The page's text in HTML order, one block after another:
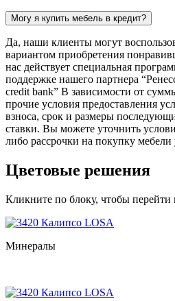
Могу я купить мебель в кредит?
Да, наши клиенты могут
вариантом приобретения
нас действует специальная
поддержке нашего партнера
credit bank” В зависимости от
прочие условия предоставления
взноса, срок и размеры
ставки. Вы можете уточнить
либо рассрочки на покупку мебели
Цветовые решения
Кликните по блоку, чтобы перейти
Минералы